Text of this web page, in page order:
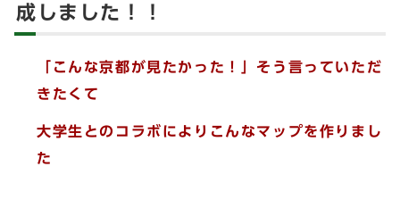
成しました！！
「こんな京都が見たかった！」そう言っていただ
きたくて
大学生とのコラボによりこんなマップを作りまし
た